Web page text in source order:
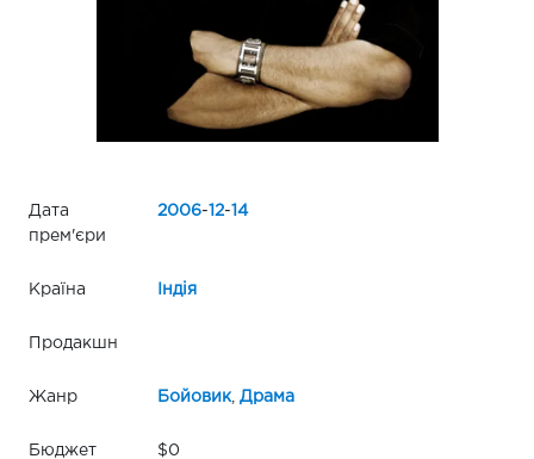
Дата
прем'єри
2006-12-14
Країна Індія
Продакшн
Жанр Бойовик, Драма
Бюджет $0